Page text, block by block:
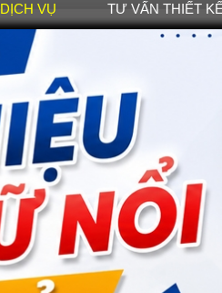
DỊCH VỤ TƯ VẤN THIẾT KẾ